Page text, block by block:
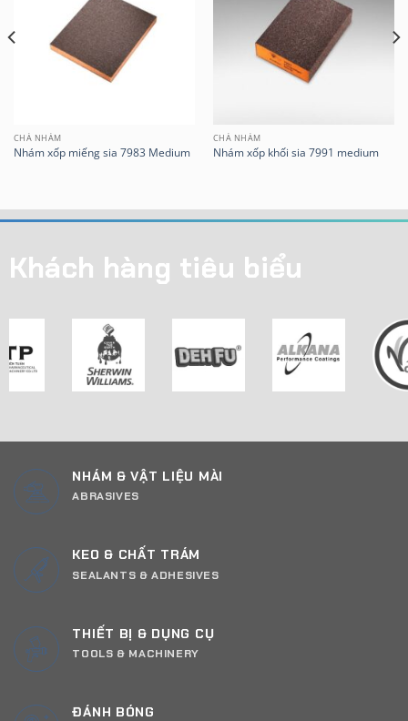
CHÀ NHÁM
Nhám xốp miếng sia 7983 Medium
CHÀ NHÁM
Nhám xốp khối sia 7991 medium
Khách hàng tiêu biểu
NHÁM & VẬT LIỆU MÀI
ABRASIVES
KEO & CHẤT TRÁM
SEALANTS & ADHESIVES
THIẾT BỊ & DỤNG CỤ
TOOLS & MACHINERY
ĐÁNH BÓNG